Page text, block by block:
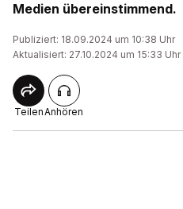
Medien übereinstimmend.
Publiziert: 18.09.2024 um 10:38 Uhr
Aktualisiert: 27.10.2024 um 15:33 Uhr
TeilenAnhören